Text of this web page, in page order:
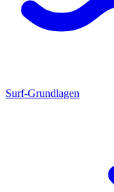
Surf-Grundlagen